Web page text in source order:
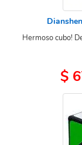
Hermoso cubo!
$